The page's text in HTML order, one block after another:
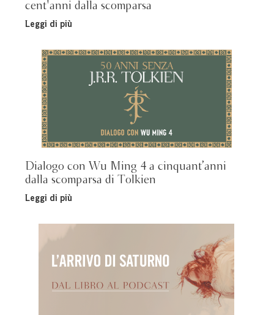
cent'anni dalla scomparsa
Leggi di più
Dialogo con Wu Ming 4 a cinquant’anni
dalla scomparsa di Tolkien
Leggi di più